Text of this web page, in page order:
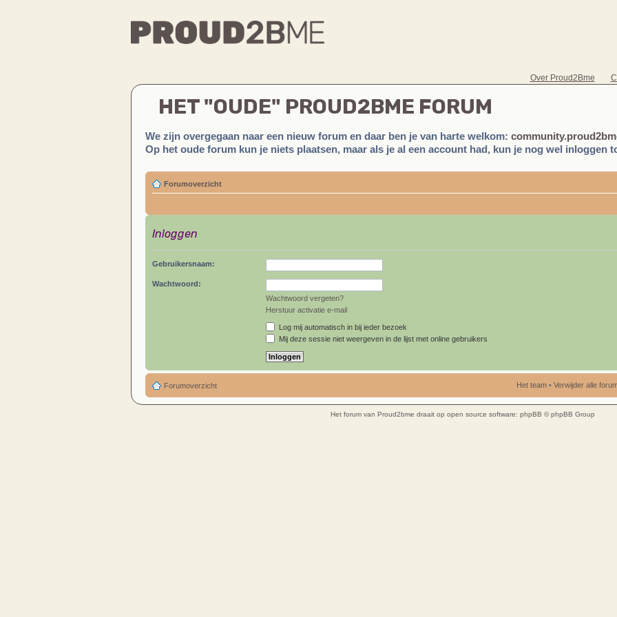
Over Proud2Bme
HET "OUDE" PROUD2BME FORUM
We zijn overgegaan naar een nieuw forum en daar ben je van harte welkom:
Op het oude forum kun je niets plaatsen, maar als je al een account had, kun je nog wel inloggen
Forumoverzicht
Inloggen
Gebruikersnaam:
Wachtwoord:
Wachtwoord vergeten?
Herstuur activatie e-mail
Log mij automatisch in bij ieder bezoek
Mij deze sessie niet weergeven in de lijst met online gebruikers
Forumoverzicht Het team• Verwijder alle
Het forum van Proud2bme draait op open source software: phpBB © phpBB Group